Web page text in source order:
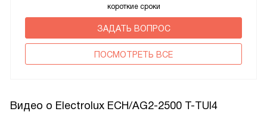
короткие сроки
ЗАДАТЬ ВОПРОС
ПОCМОТРЕТЬ ВСЕ
Видео о Electrolux ECH/AG2-2500 T-TUI4